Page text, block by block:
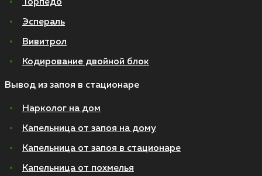
Торпедо
Эспераль
Вивитрол
Кодирование двойной блок
Вывод из запоя в стационаре
Нарколог на дом
Капельница от запоя на дому
Капельница от запоя в стационаре
Капельница от похмелья